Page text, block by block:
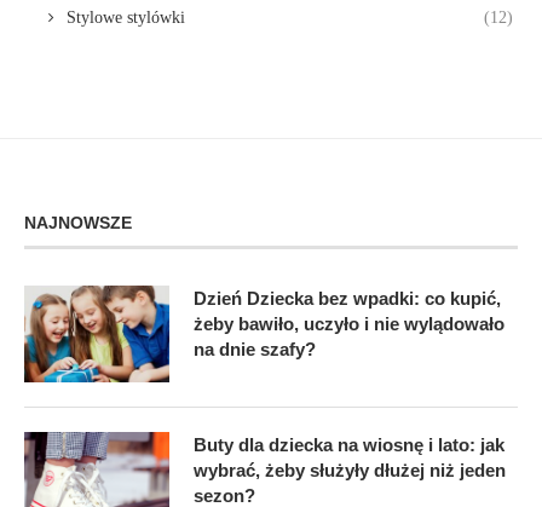
Stylowe stylówki (12)
NAJNOWSZE
Dzień Dziecka bez wpadki: co kupić,
żeby bawiło, uczyło i nie wylądowało
na dnie szafy?
Buty dla dziecka na wiosnę i lato: jak
wybrać, żeby służyły dłużej niż jeden
sezon?